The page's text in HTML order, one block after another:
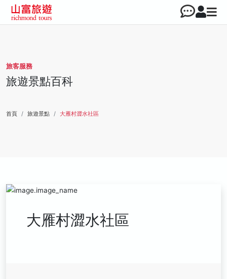
旅客服務
旅遊景點百科
首頁 旅遊景點 大雁村澀水社區
大雁村澀水社區